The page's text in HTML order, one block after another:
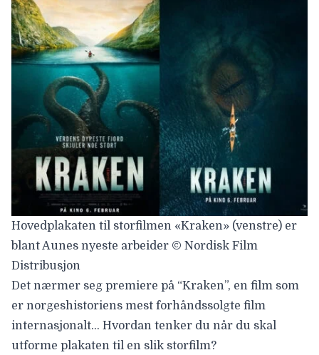
Hovedplakaten til storfilmen «Kraken» (venstre) er
blant Aunes nyeste arbeider © Nordisk Film
Distribusjon
Det nærmer seg premiere på “Kraken”, en film som
er norgeshistoriens mest forhåndssolgte film
internasjonalt… Hvordan tenker du når du skal
utforme plakaten til en slik storfilm?